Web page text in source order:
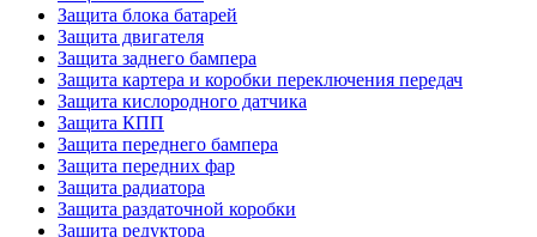
Защита блока батарей
Защита двигателя
Защита заднего бампера
Защита картера и коробки переключения передач
Защита кислородного датчика
Защита КПП
Защита переднего бампера
Защита передних фар
Защита радиатора
Защита раздаточной коробки
Защита редуктора